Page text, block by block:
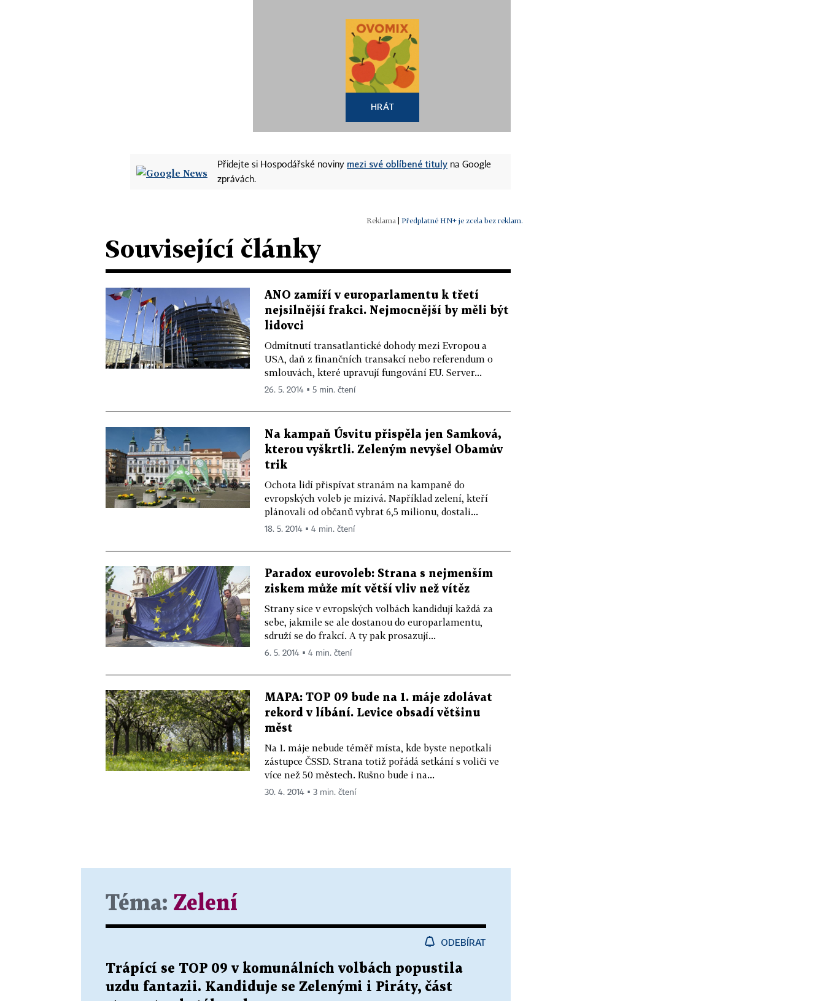
HRÁT
Přidejte si Hospodářské noviny mezi své oblíbené tituly na Google
zprávách.
| Předplatné HN+ je zcela bez reklam.
Související články
ANO zamíří v europarlamentu k třetí
nejsilnější frakci. Nejmocnější by měli být
lidovci
Odmítnutí transatlantické dohody mezi Evropou a
USA, daň z finančních transakcí nebo referendum o
smlouvách, které upravují fungování EU. Server...
26. 5. 2014 ▪ 5 min. čtení
Na kampaň Úsvitu přispěla jen Samková,
kterou vyškrtli. Zeleným nevyšel Obamův
trik
Ochota lidí přispívat stranám na kampaně do
evropských voleb je mizivá. Například zelení, kteří
plánovali od občanů vybrat 6,5 milionu, dostali...
18. 5. 2014 ▪ 4 min. čtení
Paradox eurovoleb: Strana s nejmenším
ziskem může mít větší vliv než vítěz
Strany sice v evropských volbách kandidují každá za
sebe, jakmile se ale dostanou do europarlamentu,
sdruží se do frakcí. A ty pak prosazují...
6. 5. 2014 ▪ 4 min. čtení
MAPA: TOP 09 bude na 1. máje zdolávat
rekord v líbání. Levice obsadí většinu
měst
Na 1. máje nebude téměř místa, kde byste nepotkali
zástupce ČSSD. Strana totiž pořádá setkání s voliči ve
více než 50 městech. Rušno bude i na...
30. 4. 2014 ▪ 3 min. čtení
Téma: Zelení
ODEBÍRAT
Trápící se TOP 09 v komunálních volbách popustila
uzdu fantazii. Kandiduje se Zelenými i Piráty, část